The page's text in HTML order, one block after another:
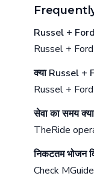
Russel +
Russel +
क्या Russel +
Russel +
सेवा का समय
TheRide
निकटतम भोजन
Check